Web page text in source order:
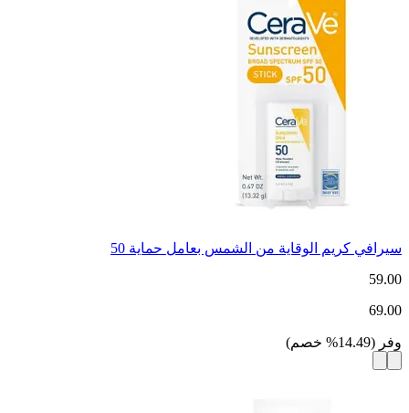
سيرافي كريم الوقاية من الشمس بعامل حماية 50
59.00
69.00
وفر (
14.49
% خصم)